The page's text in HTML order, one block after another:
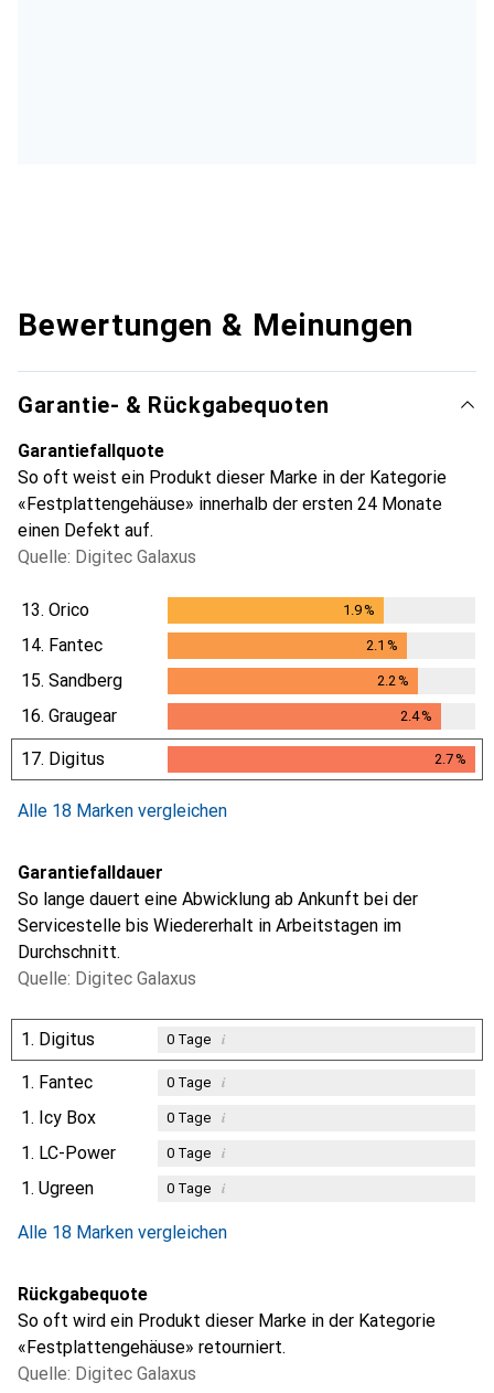
Bewertungen & Meinungen
Garantie- & Rückgabequoten
Garantiefallquote
So oft weist ein Produkt dieser Marke in der Kategorie
«Festplattengehäuse» innerhalb der ersten 24 Monate
einen Defekt auf.
Quelle: Digitec Galaxus
13. Orico 1.9%
14. Fantec 2.1 %
15. Sandberg 2.2%
16. Graugear 2.4%
2.4%
17. Digitus 2.7%
2.7%
Alle 18 Marken vergleichen
Garantiefalldauer
So lange dauert eine Abwicklung ab Ankunft bei der
Servicestelle bis Wiedererhalt in Arbeitstagen im
Durchschnitt.
Quelle: Digitec Galaxus
1. Digitus 0Tage i
1. Fantec 0Tage i
1. Icy Box 0Tage i
1. LC-Power 0Tage i
1. Ugreen 0Tage i
Alle 18 Marken vergleichen
Rückgabequote
So oft wird ein Produkt dieser Marke in der Kategorie
«Festplattengehäuse» retourniert.
Quelle: Digitec Galaxus